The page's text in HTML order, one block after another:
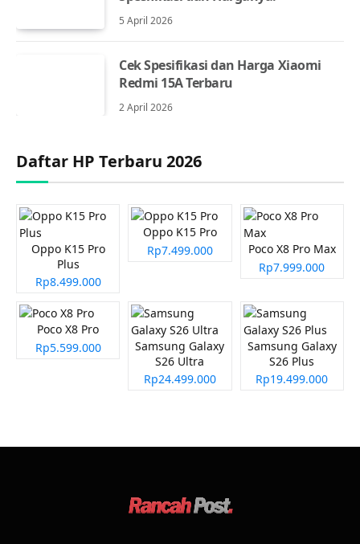
5 April 2026
Cek Spesifikasi dan Harga Xiaomi
Redmi 15A Terbaru
2 April 2026
Daftar HP Terbaru 2026
Oppo K15 Pro
Plus
Rp8.499.000
Oppo K15 Pro
Rp7.499.000
Poco X8 Pro Max
Rp7.999.000
Poco X8 Pro
Rp5.599.000
Samsung Galaxy
S26 Ultra
Rp24.499.000
Samsung Galaxy
S26 Plus
Rp19.499.000